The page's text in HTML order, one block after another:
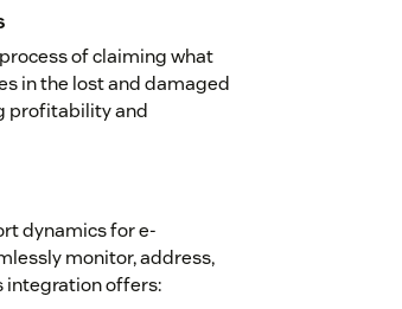
of claiming what
in the lost and damaged
profitability and
dynamics for e-
monitor, address,
integration offers: